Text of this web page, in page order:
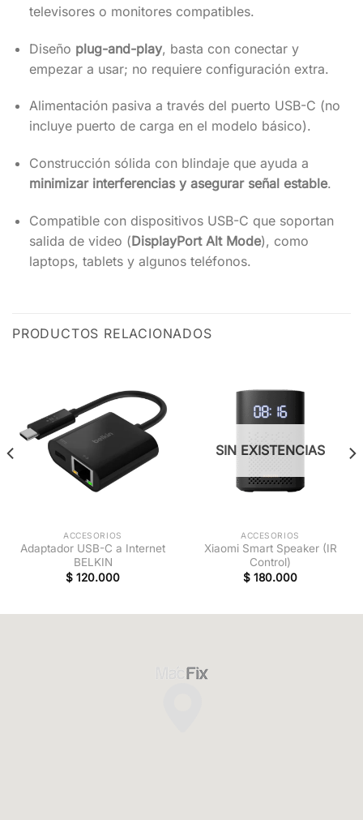
televisores o monitores compatibles.
Diseño plug-and-play, basta con conectar y
empezar a usar; no requiere configuración extra.
Alimentación pasiva a través del puerto USB-C (no
incluye puerto de carga en el modelo básico).
Construcción sólida con blindaje que ayuda a
minimizar interferencias y asegurar señal estable.
Compatible con dispositivos USB-C que soportan
salida de video (DisplayPort Alt Mode), como
laptops, tablets y algunos teléfonos.
PRODUCTOS RELACIONADOS
ACCESORIOS
Adaptador USB-C a Internet
BELKIN
$ 120.000
SIN EXISTENCIAS
ACCESORIOS
Xiaomi Smart Speaker (IR
Control)
$ 180.000